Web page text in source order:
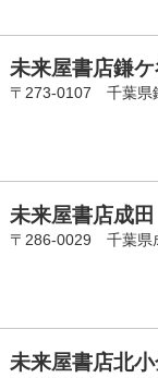
未来屋書店鎌
〒273-0107 千葉県
未来屋書店成田
〒286-0029 千葉県
未来屋書店北